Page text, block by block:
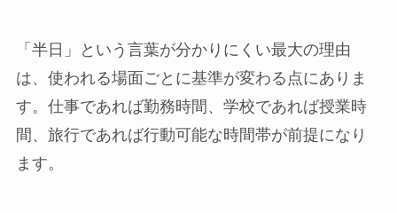
「半日」という言葉が分かりにくい最大の理由
は、使われる場面ごとに基準が変わる点にありま
す。仕事であれば勤務時間、学校であれば授業時
間、旅行であれば行動可能な時間帯が前提になり
ます。